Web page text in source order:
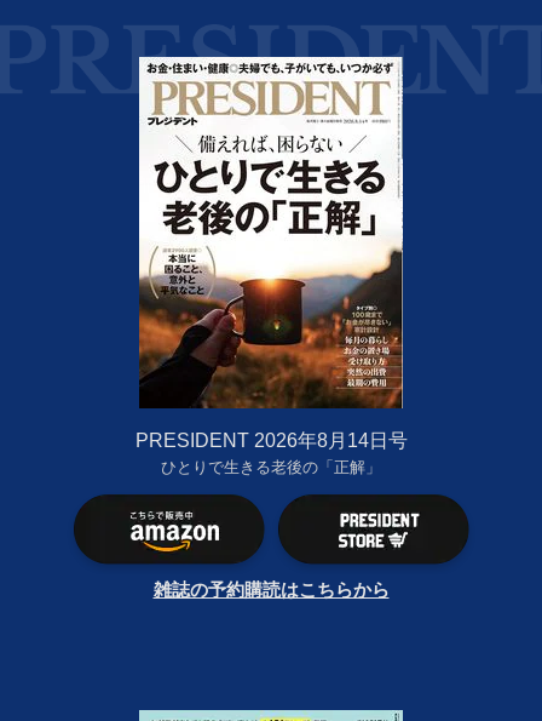
PRESIDENT 2026年8月14日号
ひとりで生きる老後の「正解」
雑誌の予約購読はこちらから